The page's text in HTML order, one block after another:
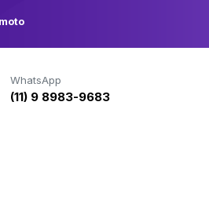
WhatsApp
(11) 9 8983-9683